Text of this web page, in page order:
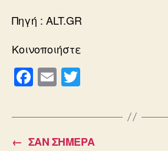
Πηγή : ALT.GR
Κοινοποιήστε
F
a
c
e
E
m
ailtt
er
← ΣΑΝ ΣΗΜΕΡΑ